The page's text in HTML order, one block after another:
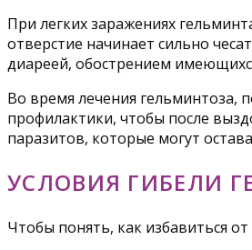
При легких заражениях
отверстие начинает сильно
диареей, обострением
Во время лечения гельминтоза,
профилактики, чтобы после
паразитов, которые могут
УСЛОВИЯ ГИБЕЛИ
Чтобы понять, как избавиться